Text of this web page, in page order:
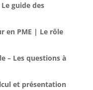
guide des
en PME | Le rôle
– Les questions à
et présentation